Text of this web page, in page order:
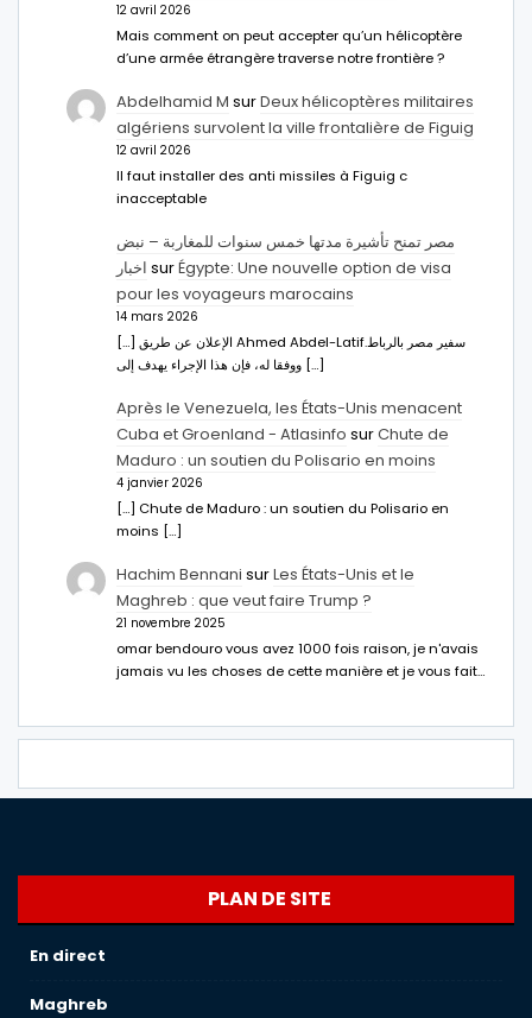
12 avril 2026
Mais comment on peut accepter qu’un hélicoptère
d’une armée étrangère traverse notre frontière ?
Abdelhamid M surDeux hélicoptères militaires
algériens survolent la ville frontalière de Figuig
12 avril 2026
Il faut installer des anti missiles à Figuig c
inacceptable
مصر تمنح تأشيرة مدتها خمس سنوات للمغاربة – نبض
اخبار surÉgypte: Une nouvelle option de visa
pour les voyageurs marocains
14 mars 2026
[…] الإعلان عن طريق Ahmed Abdel-Latifسفير مصر بالرباط.
ووفقا له، فإن هذا الإجراء يهدف إلى […]
Après le Venezuela, les États-Unis menacent
Cuba et Groenland - Atlasinfo surChute de
Maduro : un soutien du Polisario en moins
4 janvier 2026
[…] Chute de Maduro : un soutien du Polisario en
moins […]
Hachim Bennani surLes États-Unis et le
Maghreb : que veut faire Trump ?
21 novembre 2025
omar bendouro vous avez 1000 fois raison, je n'avais
jamais vu les choses de cette manière et je vous fait…
PLAN DE SITE
En direct
Maghreb